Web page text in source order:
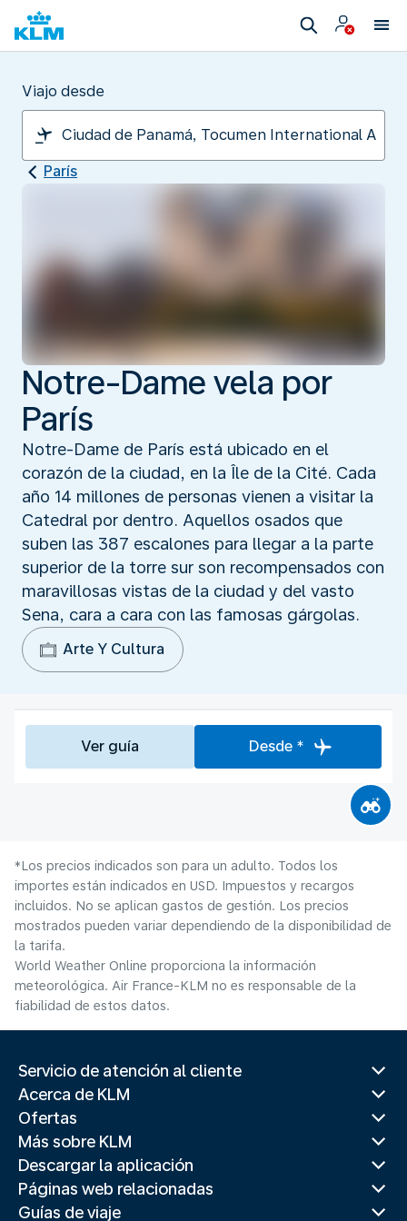
Viajo desde
París
Notre-Dame vela por
París
Notre-Dame de París está ubicado en el
corazón de la ciudad, en la Île de la Cité. Cada
año 14 millones de personas vienen a visitar la
Catedral por dentro. Aquellos osados que
suben las 387 escalones para llegar a la parte
superior de la torre sur son recompensados con
maravillosas vistas de la ciudad y del vasto
Sena, cara a cara con las famosas gárgolas.
Arte Y Cultura
Ver guía Desde *
*Los precios indicados son para un adulto. Todos los
importes están indicados en USD. Impuestos y recargos
incluidos. No se aplican gastos de gestión. Los precios
mostrados pueden variar dependiendo de la disponibilidad de
la tarifa.
World Weather Online proporciona la información
meteorológica. Air France-KLM no es responsable de la
fiabilidad de estos datos.
Servicio de atención al cliente
Acerca de KLM
Ofertas
Más sobre KLM
Descargar la aplicación
Páginas web relacionadas
Guías de viaje